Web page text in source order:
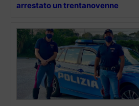
arrestato un trentanovenne